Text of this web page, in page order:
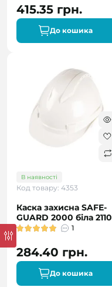
415.35 грн.
До кошика
В наявності
Код товару: 4353
Каска захисна SAFE-
GUARD 2000 біла 2110
1
284.40 грн.
До кошика